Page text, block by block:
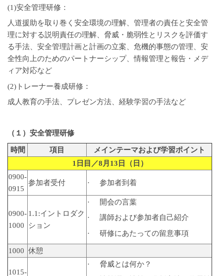
(1)安全管理研修：
人道援助を取り巻く安全環境の理解、管理者の責任と安全管
理に対する説明責任の理解、脅威・脆弱性とリスクを評価す
る手法、安全管理計画と計画の立案、危機的事態の管理、安
全性向上のためのパートナーシップ、情報管理と報告・メデ
ィア対応など
(2)トレーナー養成研修：
成人教育の手法、プレゼン方法、経験学習の手法など
（１）安全管理研修
時間 項目
メインテーマおよび学習ポイント
1 日目／8 月 13 日（日）
0900-
0915
参加者受付 · 参加者到着
0900-
1000
1.1:イントロダク
ション
· 開会の言葉
· 講師および参加者自己紹介
· 研修にあたっての留意事項
1000 休憩
1015-
· 脅威とは何か？